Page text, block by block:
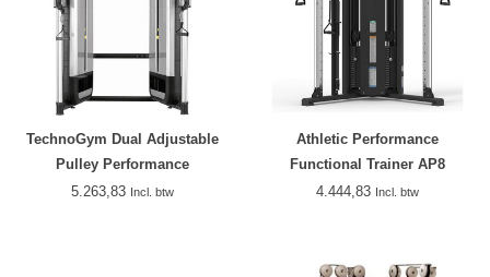
TechnoGym Dual Adjustable
Pulley Performance
5.263,83 Incl. btw
Athletic Performance
Functional Trainer AP8
4.444,83 Incl. btw